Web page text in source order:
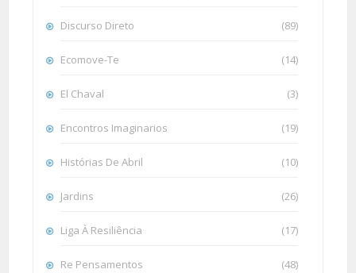
Discurso Direto (89)
Ecomove-Te (14)
El Chaval (3)
Encontros Imaginarios (19)
Histórias De Abril (10)
Jardins (26)
Liga À Resiliência (17)
Re Pensamentos (48)